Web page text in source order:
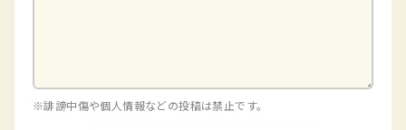
※誹謗中傷や個人情報などの投稿は禁止です。